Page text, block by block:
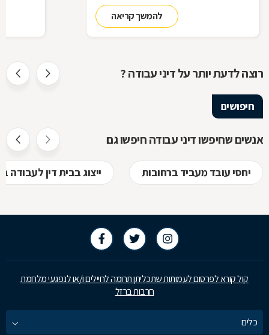
להמשך קריאה
רוצה לדעת יותר על דיני עבודה ?
חיפושים
אנשים שחיפשו דיני עבודה חיפשו גם
יחסי עובד מעביד ברחובות ייצוג בבית דין לעבודה
קול קורא לפרסום לעמותות שתכליתן תרומה לחיילים ו/או לנפגעי מלחמת
חרבות ברזל
כלים